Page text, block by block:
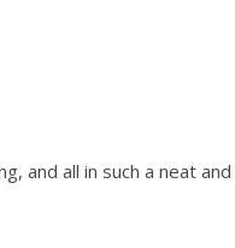
and all in such a neat